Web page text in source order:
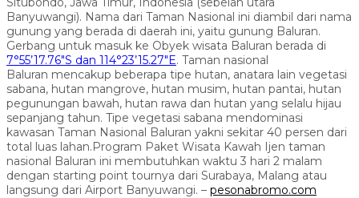
Banyuwangi). Nama dari Taman Nasional ini diambil dari nama
gunung yang berada di daerah ini, yaitu gunung Baluran.
Gerbang untuk masuk ke Obyek wisata Baluran berada di
7°55’17.76″S dan 114°23’15.27″E. Taman nasional
Baluran mencakup beberapa tipe hutan, anatara lain vegetasi
sabana, hutan mangrove, hutan musim, hutan pantai, hutan
pegunungan bawah, hutan rawa dan hutan yang selalu hijau
sepanjang tahun. Tipe vegetasi sabana mendominasi
kawasan Taman Nasional Baluran yakni sekitar 40 persen dari
total luas lahan.Program Paket Wisata Kawah Ijen taman
nasional Baluran ini membutuhkan waktu 3 hari 2 malam
dengan starting point tournya dari Surabaya, Malang atau
langsung dari Airport Banyuwangi. – pesonabromo.com